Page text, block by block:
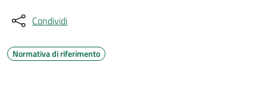
Condividi
Normativa di riferimento